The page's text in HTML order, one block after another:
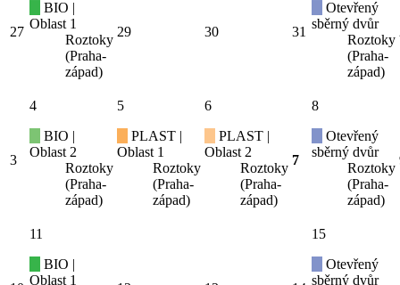
27
BIO |
Oblast 1
Roztoky
(Praha-
západ)
29 30 31
Otevřený
sběrný dvůr
Roztoky
(Praha-
západ)
3
4
BIO |
Oblast 2
Roztoky
(Praha-
západ)
5
PLAST |
Oblast 1
Roztoky
(Praha-
západ)
6
PLAST |
Oblast 2
Roztoky
(Praha-
západ)
7
8
Otevřený
sběrný dvůr
Roztoky
(Praha-
západ)
11
BIO |
Oblast 1
15
Otevřený
sběrný dvůr